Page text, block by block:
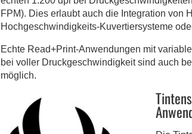
FPM). Dies erlaubt auch die Integration von
Hochgeschwindigkeits-Kuvertiersysteme
Echte Read+Print-Anwendungen mit
bei voller Druckgeschwindigkeit sind auch
möglich.